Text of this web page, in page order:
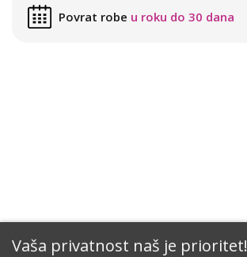
Vaša privatnost naš je prioritet!
Povrat robe u roku do 30 dana